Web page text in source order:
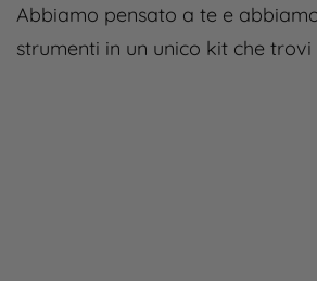
Abbiamo pensato a te e
strumenti in un unico kit che trovi